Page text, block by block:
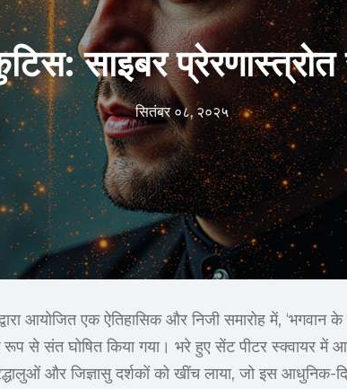
साइबर
सितंबर ०८, २०२५
आयोजित एक ऐतिहासिक और निजी समारोह में, ‘भगवान
रूप से संत घोषित किया गया। भरे हुए सेंट पीटर स्क्वायर में
और जिज्ञासु दर्शकों को खींच लाया, जो इस आधुनिक-